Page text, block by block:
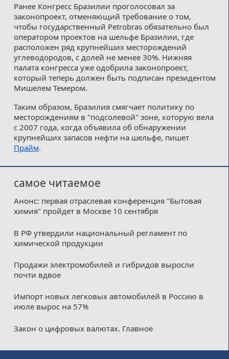
Ранее Конгресс Бразилии проголосовал за
законопроект, отменяющий требование о том,
чтобы государственный Petrobras обязательно был
оператором проектов на шельфе Бразилии, где
расположен ряд крупнейших месторождений
углеводородов, с долей не менее 30%. Нижняя
палата конгресса уже одобрила законопроект,
который теперь должен быть подписан президентом
Мишелем Темером.
Таким образом, Бразилия смягчает политику по
месторождениям в "подсолевой" зоне, которую вела
с 2007 года, когда объявила об обнаружении
крупнейших запасов нефти на шельфе, пишет
Прайм.
самое читаемое
Анонс: первая отраслевая конференция "Бытовая
химия" пройдет в Москве 10 сентября
В РФ утвердили национальный регламент по
химической продукции
Продажи электромобилей и гибридов выросли
почти вдвое
Импорт новых легковых автомобилей в Россию в
июле вырос на 57%
Закон о цифровых валютах. Главное